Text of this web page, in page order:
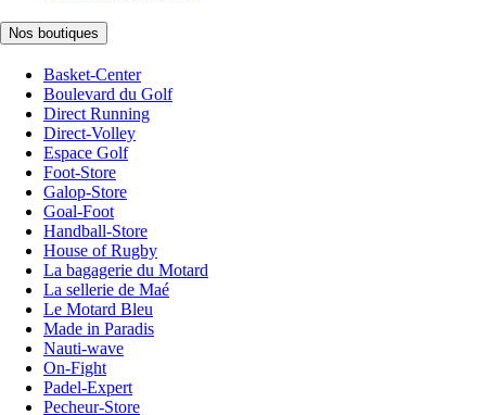
Nos boutiques
Basket-Center
Boulevard du Golf
Direct Running
Direct-Volley
Espace Golf
Foot-Store
Galop-Store
Goal-Foot
Handball-Store
House of Rugby
La bagagerie du Motard
La sellerie de Maé
Le Motard Bleu
Made in Paradis
Nauti-wave
On-Fight
Padel-Expert
Pecheur-Store